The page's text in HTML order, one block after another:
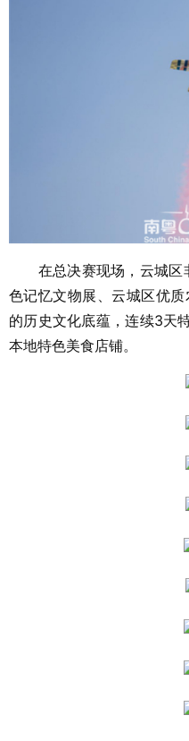
在总决赛现场，云城区
色记忆文物展、云城区优
的历史文化底蕴，连续3天
本地特色美食店铺。